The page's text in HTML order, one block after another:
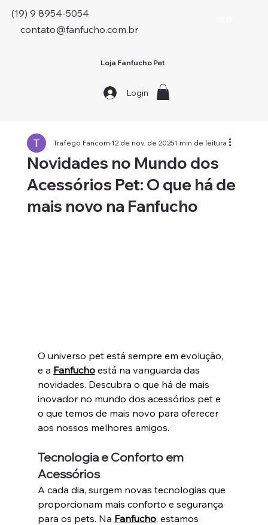
(19) 9 8954-5054
contato@fanfucho.com.br
Loja Fanfucho Pet
Login
Novidades no Mundo dos
Acessórios Pet: O que há de
mais novo na Fanfucho
Trafego Fancom12 de nov. de 20251 min de leitura
O universo pet está sempre em evolução,
e a Fanfucho está na vanguarda das
novidades. Descubra o que há de mais
inovador no mundo dos acessórios pet e
o que temos de mais novo para oferecer
aos nossos melhores amigos.
Tecnologia e Conforto em
Acessórios
A cada dia, surgem novas tecnologias que
proporcionam mais conforto e segurança
para os pets. Na Fanfucho, estamos